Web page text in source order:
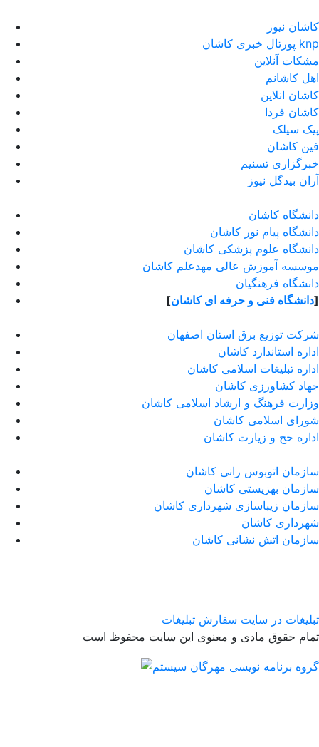
کاشان نیوز
پورتال خبری كاشان knp
مشکات آنلاین
اهل کاشانم
کاشان انلاین
کاشان فردا
پیک سیلک
فین کاشان
خبرگزاری تسنیم
آران بیدگل نیوز
دانشگاه کاشان
دانشگاه پیام نور کاشان
دانشگاه علوم پزشکی کاشان
موسسه آموزش عالی مهدعلم کاشان
دانشگاه فرهنگیان
[دانشگاه فنی و حرفه ای کاشان]
شرکت توزیع برق استان اصفهان
اداره استاندارد كاشان
اداره تبلیغات اسلامی کاشان
جهاد کشاورزی کاشان
وزارت فرهنگ و ارشاد اسلامی کاشان
شورای اسلامی کاشان
اداره حج و زیارت کاشان
سازمان اتوبوس رانی کاشان
سازمان بهزیستی کاشان
سازمان زیباسازی شهرداری کاشان
شهرداری کاشان
سازمان اتش نشانی کاشان
تبلیغات در سایت سفارش تبلیغات
تمام حقوق مادی و معنوی این سایت محفوظ است